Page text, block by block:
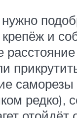
и
саморезы
редко),